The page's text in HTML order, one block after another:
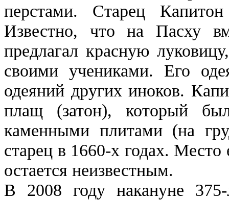
перстами. Старец
Известно, что на Пасху
предлагал красную
своими учениками. Его
одеяний других иноков.
плащ (затон), который
каменными плитами (на
старец в 1660-х годах.
остается неизвестным.
В 2008 году накануне 375-